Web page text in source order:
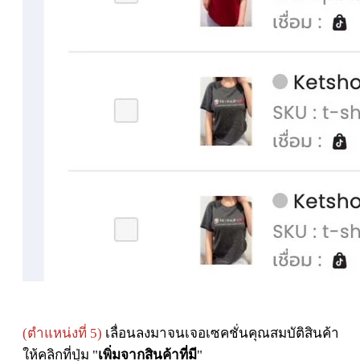
(ตำแหน่งที่ 5) เลื่อนลงมาจนเจอเซคชั่นคุณสมบัติสินค้า
ให้คลิกที่ปุ่ม "เพิ่มจากสินค้าที่มี"